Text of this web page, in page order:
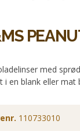
med
i en blank eller mat
110733010